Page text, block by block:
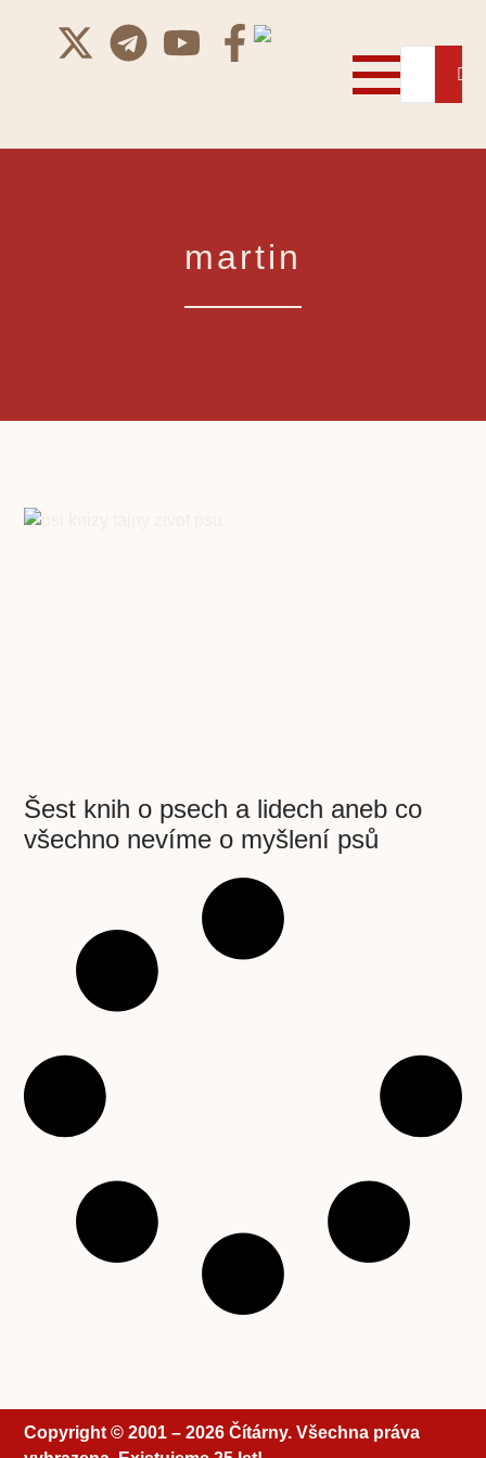
martin
Šest knih o psech a lidech aneb co
všechno nevíme o myšlení psů
Copyright © 2001 – 2026 Čítárny. Všechna práva